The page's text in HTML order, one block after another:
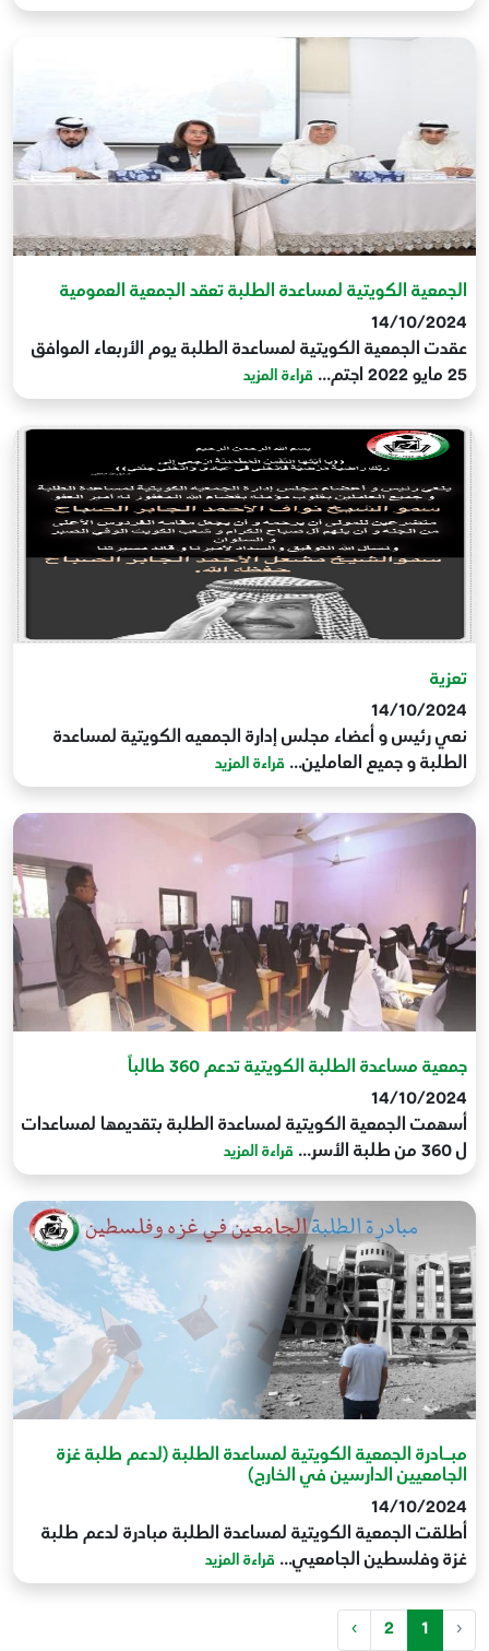
الجمعية الكويتية لمساعدة الطلبة تعقد الجمعية العمومية
14/10/2024
عقدت الجمعية الكويتية لمساعدة الطلبة يوم الأربعاء الموافق
25 مايو 2022 اجتم...
قراءة المزيد
تعزية
14/10/2024
نعي رئيس و أعضاء مجلس إدارة الجمعيه الكويتية لمساعدة
الطلبة و جميع العاملين... قراءة المزيد
جمعية مساعدة الطلبة الكويتية تدعم 360 طالباً
14/10/2024
أسهمت الجمعية الكويتية لمساعدة الطلبة بتقديمها لمساعدات
ل 360 من طلبة الأسر...
قراءة المزيد
مبــادرة الجمعية الكويتية لمساعدة الطلبة (لدعم طلبة غزة
الجامعيين الدارسين في الخارج)
14/10/2024
أطلقت الجمعية الكويتية لمساعدة الطلبة مبادرة لدعم طلبة
غزة وفلسطين الجامعيي... قراءة المزيد
‹
1
2
›